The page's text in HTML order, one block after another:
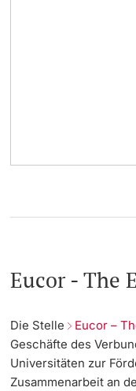
Eucor - The
Die Stelle Eucor –
Geschäfte des
Universitäten zur
Zusammenarbeit an